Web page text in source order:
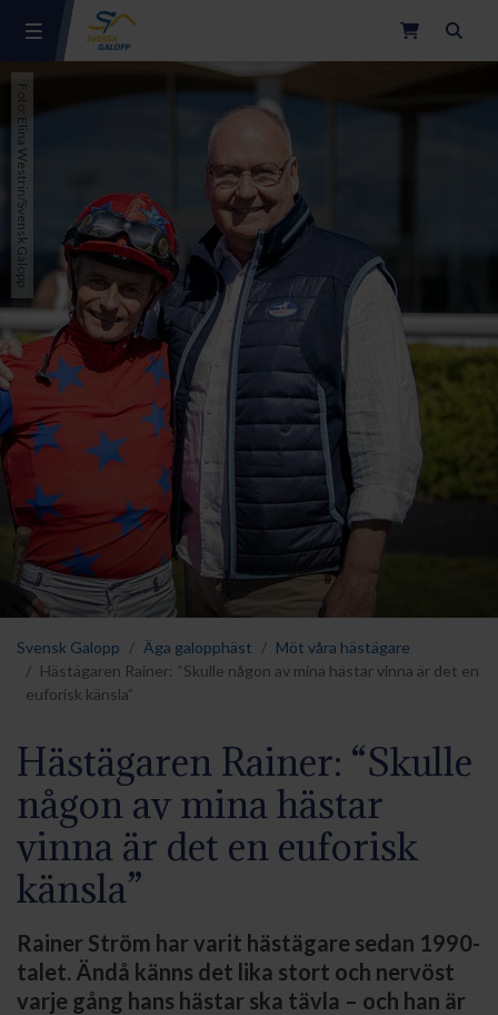
Foto: Elina Westrin/Svensk Galopp
Svensk Galopp Äga galopphäst
Möt våra hästägare
Hästägaren Rainer: “Skulle någon av mina hästar vinna är det en
euforisk känsla”
Hästägaren Rainer: “Skulle
någon av mina hästar
vinna är det en euforisk
känsla”
Rainer Ström har varit hästägare sedan 1990-
talet. Ändå känns det lika stort och nervöst
varje gång hans hästar ska tävla – och han är